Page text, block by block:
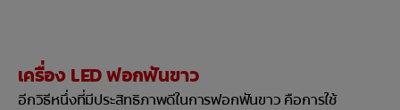
เครื่อง LED ฟอกฟันขาว
อีกวิธีหนึ่งที่มีประสิทธิภาพดีในการฟอกฟันขาว คือการใช้